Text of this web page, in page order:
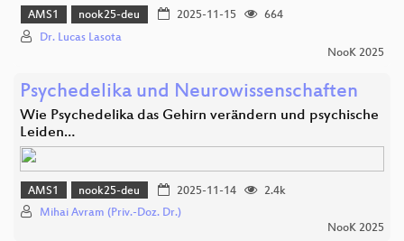
AMS1 nook25-deu 2025-11-15
664
Dr. Lucas Lasota
NooK 2025
Psychedelika und Neurowissenschaften
Wie Psychedelika das Gehirn verändern und psychische
Leiden…
AMS1 nook25-deu 2025-11-14
2.4k
Mihai Avram (Priv.-Doz. Dr.)
NooK 2025